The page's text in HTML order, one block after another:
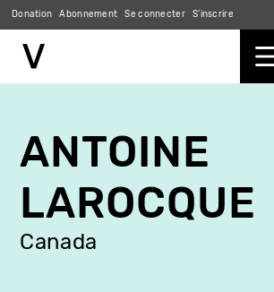
contenu
principal
Donation Abonnement Se connecter S'inscrire
ANTOINE
LAROCQUE
Canada